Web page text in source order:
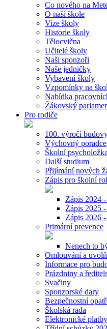
Co nového na
O naší škole
Vize školy
Historie školy
Tělocvična
Učitelé školy
Naši sponzoři
Naše jedničky
Vybavení školy
Vzpomínky na
Nabídka
Žákovský
Pro rodiče
100. výročí
Výchovný poradce
Školní psycholožka
Další studium
Přijímání nových
Zápis pro školní
Zápis 2024
Zápis 2025
Zápis 2026
Primární prevence
Nenech to
Omlouvání a
Informace pro
Prázdniny a
Svačiny
Sponzorské dary
Bezpečnostní
Školská rada
Elektronické platby